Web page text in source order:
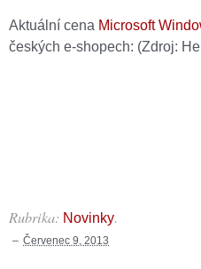
Aktuální cena Microsoft
českých e-shopech: (Zdroj:
Rubrika: Novinky.
Červenec 9, 2013